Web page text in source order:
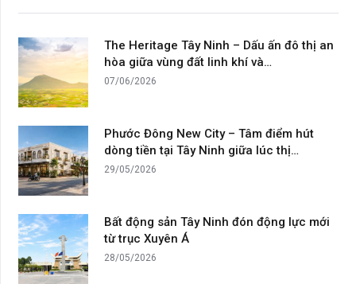
The Heritage Tây Ninh – Dấu ấn đô thị an
hòa giữa vùng đất linh khí và…
07/06/2026
Phước Đông New City – Tâm điểm hút
dòng tiền tại Tây Ninh giữa lúc thị…
29/05/2026
Bất động sản Tây Ninh đón động lực mới
từ trục Xuyên Á
28/05/2026